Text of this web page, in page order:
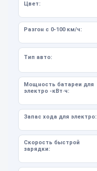
Цвет:
Разгон с 0-100 км/ч:
Тип авто:
Мощность батареи для
электро -кВт·ч:
Запас хода для электро:
Скорость быстрой
зарядки: